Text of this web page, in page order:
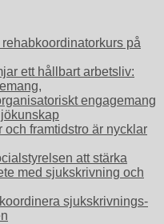
på
ett hållbart arbetsliv:
engagemang
framtidstro är nycklar
att stärka
med sjukskrivning och
sjukskrivnings-